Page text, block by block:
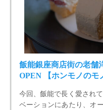
飯能銀座商店街の老舗
OPEN 【ホンモノのモ
今回、飯能で長く愛され
ベーションにあたり、オ